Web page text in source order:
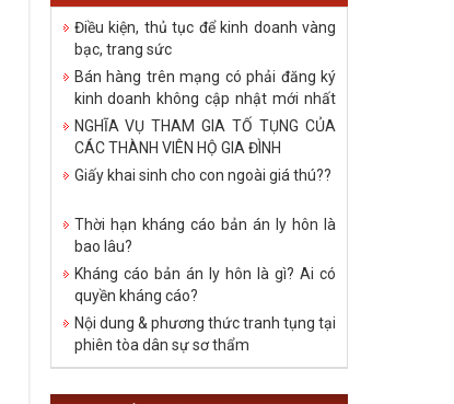
Điều kiện, thủ tục để kinh doanh vàng
bạc, trang sức
Bán hàng trên mạng có phải đăng ký
kinh doanh không cập nhật mới nhất
năm 2021
NGHĨA VỤ THAM GIA TỐ TỤNG CỦA
CÁC THÀNH VIÊN HỘ GIA ĐÌNH
Giấy khai sinh cho con ngoài giá thú??
Thời hạn kháng cáo bản án ly hôn là
bao lâu?
Kháng cáo bản án ly hôn là gì? Ai có
quyền kháng cáo?
Nội dung & phương thức tranh tụng tại
phiên tòa dân sự sơ thẩm